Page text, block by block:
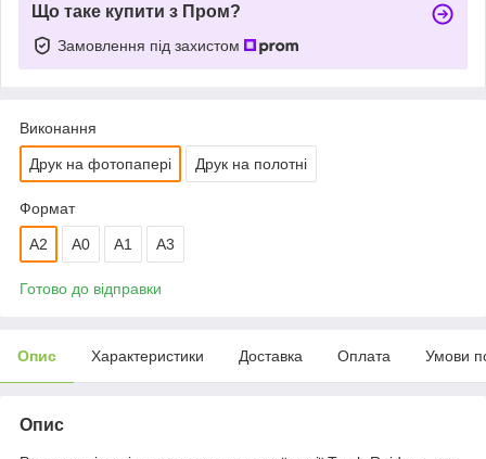
Що таке купити з Пром?
Замовлення під захистом
Виконання
Друк на фотопапері Друк на полотні
Формат
A2 A0 А1 A3
Готово до відправки
Опис Характеристики Доставка Оплата Умови
Опис